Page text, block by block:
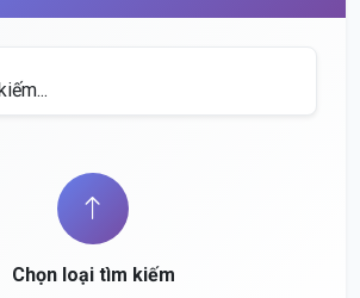
Chọn loại tìm kiếm